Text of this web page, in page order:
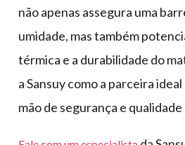
não apenas assegura uma
umidade, mas também
térmica e a durabilidade do
a Sansuy como a parceira
mão de segurança e